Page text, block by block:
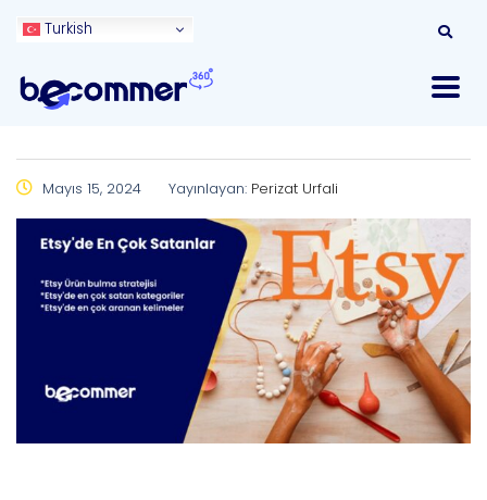
Turkish
Mayıs 15, 2024 Yayınlayan: Perizat Urfali